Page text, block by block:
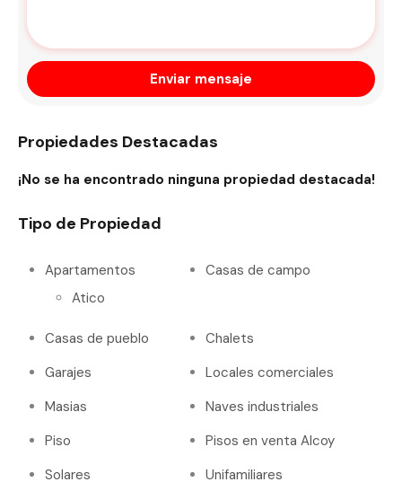
Enviar mensaje
Propiedades Destacadas
¡No se ha encontrado ninguna propiedad destacada!
Tipo de Propiedad
Apartamentos
Atico
Casas de campo
Casas de pueblo
Chalets
Garajes
Locales comerciales
Masias
Naves industriales
Piso
Pisos en venta Alcoy
Solares
Unifamiliares